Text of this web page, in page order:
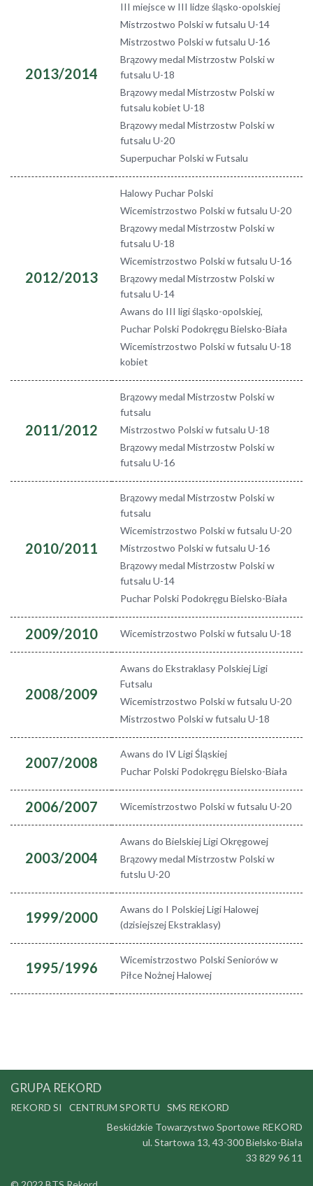
2013/2014
III miejsce w III lidze śląsko-opolskiej
Mistrzostwo Polski w futsalu U-14
Mistrzostwo Polski w futsalu U-16
Brązowy medal Mistrzostw Polski w
futsalu U-18
Brązowy medal Mistrzostw Polski w
futsalu kobiet U-18
Brązowy medal Mistrzostw Polski w
futsalu U-20
Superpuchar Polski w Futsalu
2012/2013
Halowy Puchar Polski
Wicemistrzostwo Polski w futsalu U-20
Brązowy medal Mistrzostw Polski w
futsalu U-18
Wicemistrzostwo Polski w futsalu U-16
Brązowy medal Mistrzostw Polski w
futsalu U-14
Awans do III ligi śląsko-opolskiej,
Puchar Polski Podokręgu Bielsko-Biała
Wicemistrzostwo Polski w futsalu U-18
kobiet
2011/2012
Brązowy medal Mistrzostw Polski w
futsalu
Mistrzostwo Polski w futsalu U-18
Brązowy medal Mistrzostw Polski w
futsalu U-16
2010/2011
Brązowy medal Mistrzostw Polski w
futsalu
Wicemistrzostwo Polski w futsalu U-20
Mistrzostwo Polski w futsalu U-16
Brązowy medal Mistrzostw Polski w
futsalu U-14
Puchar Polski Podokręgu Bielsko-Biała
2009/2010 Wicemistrzostwo Polski w futsalu U-18
2008/2009
Awans do Ekstraklasy Polskiej Ligi
Futsalu
Wicemistrzostwo Polski w futsalu U-20
Mistrzostwo Polski w futsalu U-18
2007/2008
Awans do IV Ligi Śląskiej
Puchar Polski Podokręgu Bielsko-Biała
2006/2007 Wicemistrzostwo Polski w futsalu U-20
2003/2004
Awans do Bielskiej Ligi Okręgowej
Brązowy medal Mistrzostw Polski w
futslu U-20
1999/2000
Awans do I Polskiej Ligi Halowej
(dzisiejszej Ekstraklasy)
1995/1996
Wicemistrzostwo Polski Seniorów w
Piłce Nożnej Halowej
GRUPA REKORD
REKORD SI CENTRUM SPORTU
SMS REKORD
Beskidzkie Towarzystwo Sportowe REKORD
ul. Startowa 13, 43-300 Bielsko-Biała
33 829 96 11